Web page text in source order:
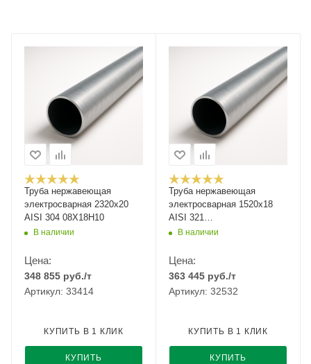
Труба нержавеющая
электросварная 2320х20
AISI 304 08Х18Н10
В наличии
Цена:
348 855 руб./т
Артикул: 33414
КУПИТЬ
КУПИТЬ В 1 КЛИК
Труба нержавеющая
электросварная 1520х18
AISI 321
12Х18Н10Т/08Х18Н10Т
В наличии
Цена:
363 445 руб./т
Артикул: 32532
КУПИТЬ
КУПИТЬ В 1 КЛИК